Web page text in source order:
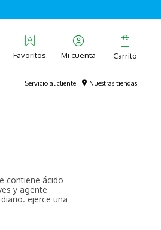
Favoritos
Servicio al cliente Nuestras tiendas
contiene ácido
y agente
ejerce una